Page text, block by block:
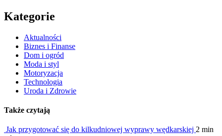
Kategorie
Aktualności
Biznes i Finanse
Dom i ogród
Moda i styl
Motoryzacja
Technologia
Uroda i Zdrowie
Także czytają
Jak przygotować się do kilkudniowej wyprawy wędkarskiej 2 min